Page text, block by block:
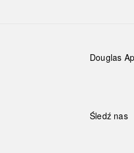
Douglas
Śledź nas